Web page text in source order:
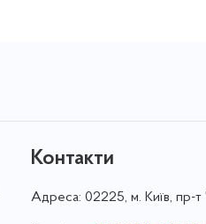
Контакти
Адреса: 02225, м. Київ, пр-